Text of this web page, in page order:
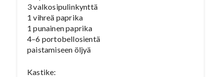
3 valkosipulinkynttä
1 vihreä paprika
1 punainen paprika
4–6 portobellosientä
paistamiseen öljyä
Kastike: